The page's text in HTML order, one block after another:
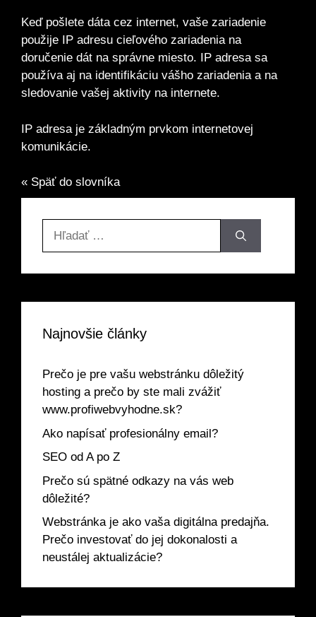
Keď pošlete dáta cez internet, vaše zariadenie
použije IP adresu cieľového zariadenia na
doručenie dát na správne miesto. IP adresa sa
používa aj na identifikáciu vášho zariadenia a na
sledovanie vašej aktivity na internete.
IP adresa je základným prvkom internetovej
komunikácie.
« Späť do slovníka
Najnovšie články
Prečo je pre vašu webstránku dôležitý
hosting a prečo by ste mali zvážiť
www.profiwebvyhodne.sk?
Ako napísať profesionálny email?
SEO od A po Z
Prečo sú spätné odkazy na vás web
dôležité?
Webstránka je ako vaša digitálna predajňa.
Prečo investovať do jej dokonalosti a
neustálej aktualizácie?